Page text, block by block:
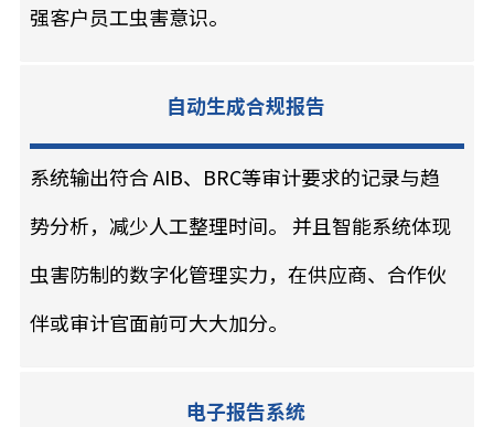
强客户员工虫害意识。
自动生成合规报告
系统输出符合 AIB、BRC等审计要求的记录与趋
势分析，减少人工整理时间。 并且智能系统体现
虫害防制的数字化管理实力，在供应商、合作伙
伴或审计官面前可大大加分。
电子报告系统